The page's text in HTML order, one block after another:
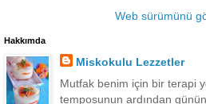
Web sürümünü
Hakkımda
Miskokulu Lezzetler
Mutfak benim için bir terapi
temposunun ardından